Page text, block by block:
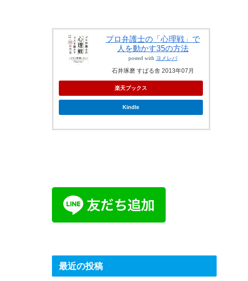
プロ弁護士の「心理戦」で
人を動かす35の方法
posted with ヨメレバ
石井琢磨 すばる舎 2013年07月
楽天ブックス
Kindle
最近の投稿